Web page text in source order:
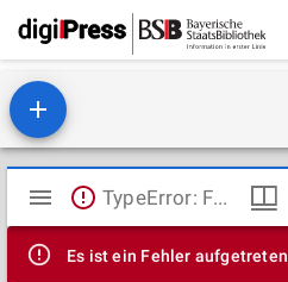
Mirador
Viewer
TypeError: Failed to fetch
Es ist ein Fehler aufgetreten